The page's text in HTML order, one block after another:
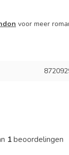
voor meer
1beoordelingen